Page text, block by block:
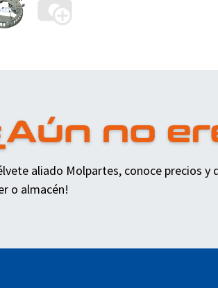
aliado Molpartes, conoce precios
o almacén!